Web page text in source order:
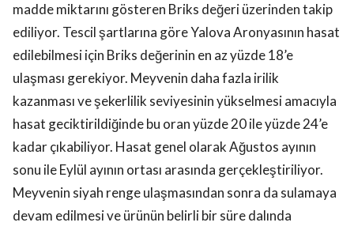
madde miktarını gösteren Briks değeri üzerinden takip
ediliyor. Tescil şartlarına göre Yalova Aronyasının hasat
edilebilmesi için Briks değerinin en az yüzde 18’e
ulaşması gerekiyor. Meyvenin daha fazla irilik
kazanması ve şekerlilik seviyesinin yükselmesi amacıyla
hasat geciktirildiğinde bu oran yüzde 20 ile yüzde 24’e
kadar çıkabiliyor. Hasat genel olarak Ağustos ayının
sonu ile Eylül ayının ortası arasında gerçekleştiriliyor.
Meyvenin siyah renge ulaşmasından sonra da sulamaya
devam edilmesi ve ürünün belirli bir süre dalında